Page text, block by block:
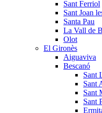
Sant Ferriol
Sant Joan
Santa Pau
La Vall de
Olot
El Gironès
Aiguaviva
Bescanó
Sant
Sant
Sant
Sant